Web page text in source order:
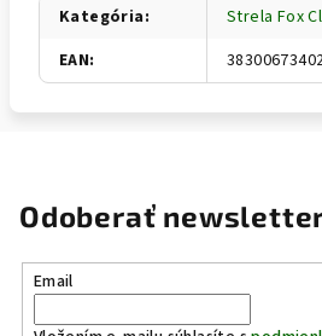
Kategória:
Strela Fox
EAN:
Odoberať
Email